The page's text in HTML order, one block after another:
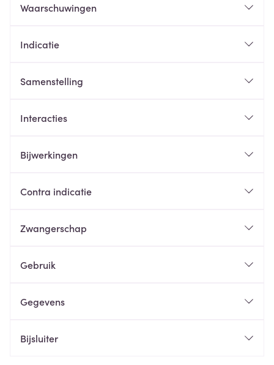
Waarschuwingen
Indicatie
Samenstelling
Interacties
Bijwerkingen
Contra indicatie
Zwangerschap
Gebruik
Gegevens
Bijsluiter